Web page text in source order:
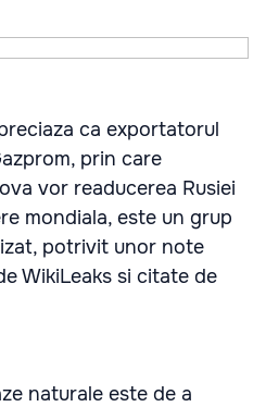
ca exportatorul
prin care
vor readucerea Rusiei
mondiala, este un grup
potrivit unor note
WikiLeaks si citate de
naturale este de a